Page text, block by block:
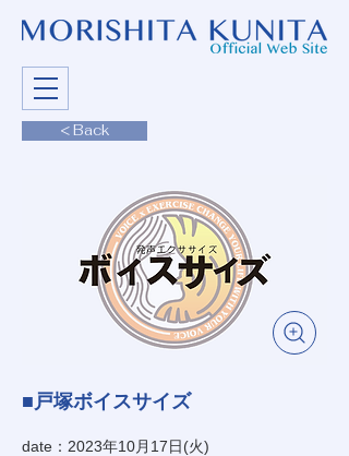
< Back
■戸塚ボイスサイズ
date：2023年10月17日(火)